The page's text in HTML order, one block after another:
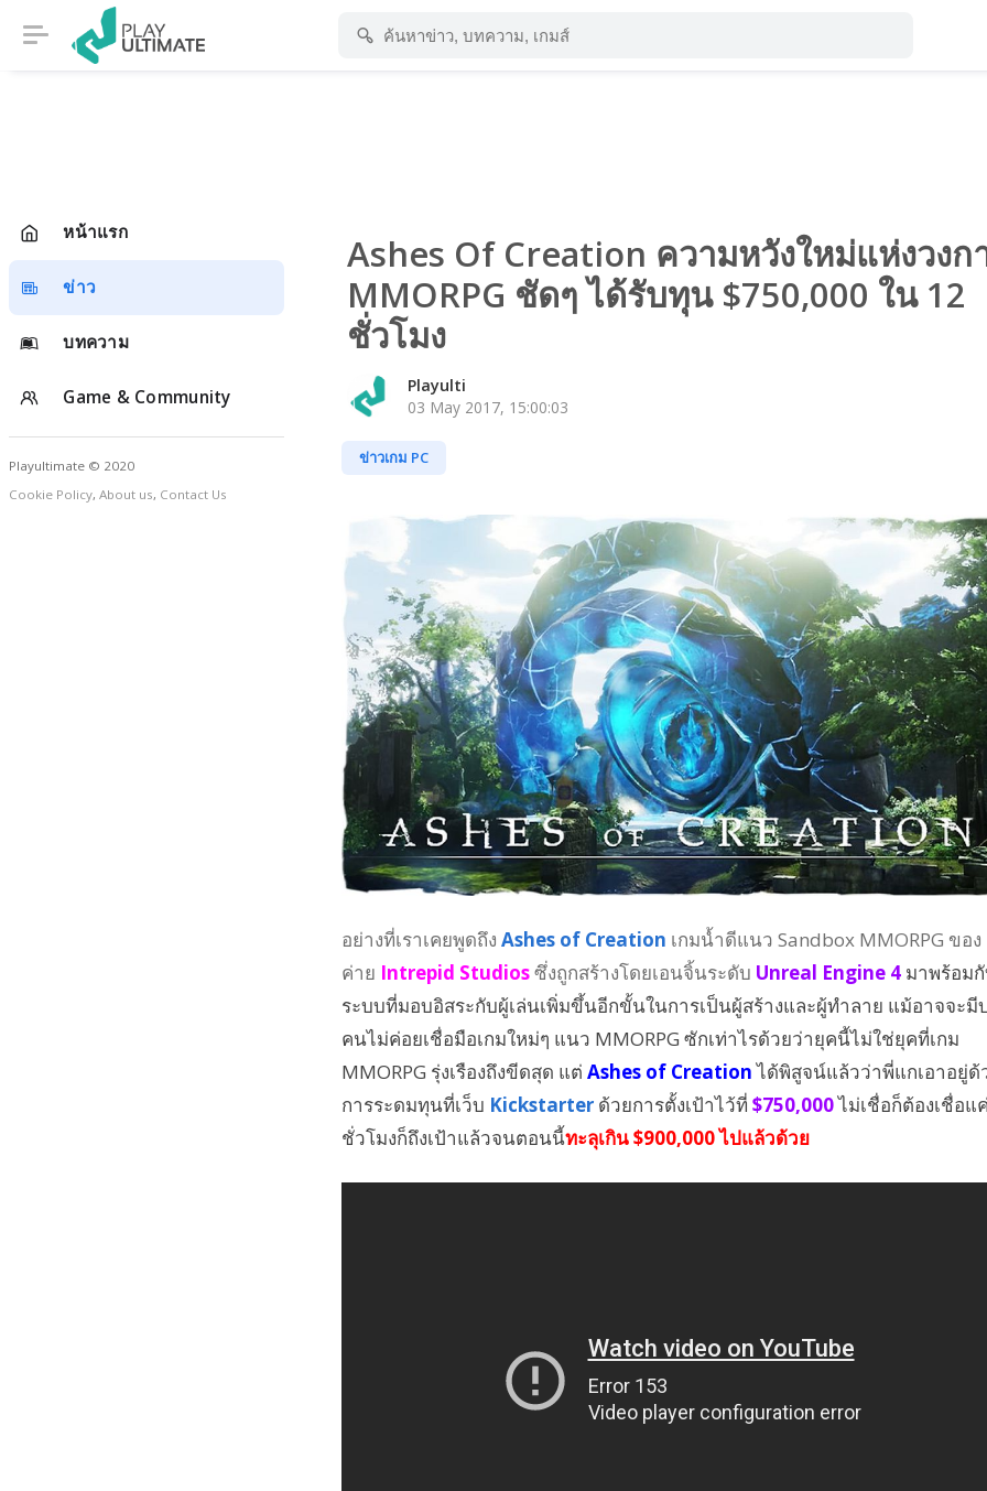
หน้าแรก
ข่าว
บทความ
Game & Community
Playultimate © 2020
Cookie Policy, About us, Contact Us
Ashes Of Creation ความหวังใหม่แห่งวงก
MMORPG ชัดๆ ได้รับทุน $750,000 ใน 12
ชั่วโมง
Playulti
03 May 2017, 15:00:03
ข่าวเกม PC
อย่างที่เราเคยพูดถึง Ashes of Creation เกมน้ำดีแนว Sandbox MMORPG ของ
ค่าย Intrepid Studiosซึ่งถูกสร้างโดยเอนจิ้นระดับ Unreal Engine 4 มาพร้อม
ระบบที่มอบอิสระกับผู้เล่นเพิ่มขึ้นอีกขั้นในการเป็นผู้สร้างและผู้ทำลาย แม้อาจจะมี
คนไม่ค่อยเชื่อมือเกมใหม่ๆ แนว MMORPG ซักเท่าไรด้วยว่ายุคนี้ไม่ใช่ยุคที่เกม
MMORPG รุ่งเรืองถึงขีดสุด แต่ Ashes of Creationได้พิสูจน์แล้วว่าพี่แกเอาอยู่ด้
การระดมทุนที่เว็บ Kickstarter ด้วยการตั้งเป้าไว้ที่ $750,000ไม่เชื่อก็ต้องเชื่อแ
ชั่วโมงก็ถึงเป้าแล้วจนตอนนี้ทะลุเกิน $900,000 ไปแล้วด้วย